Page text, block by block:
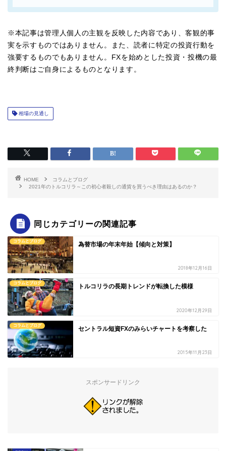
※本記事は管理人個人の主観を反映した内容であり、客観的事
実を示すものではありません。また、読者に特定の投資行動を
強要するものでもありません。FXを始めとした投資・投機の最
終判断はご自身によるものとなります。
相場の見通し
HOME
コラムとブログ
2021年のトルコリラ～この初心者殺しの通貨を買うべき理由はあるのか？
同じカテゴリーの関連記事
コラムとブログ 為替市場の年末年始【傾向と対策】
2018年12月16日
コラムとブログ トルコリラの長期トレンドが転換した模様
2020年12月29日
コラムとブログ セントラル短資FXのみらいチャートを考察した
2015年11月23日
スポンサードリンク